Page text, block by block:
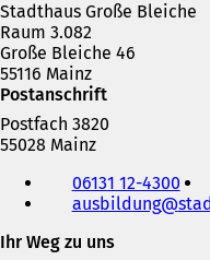
Stadthaus Große Bleiche
Raum 3.082
Große Bleiche 46
55116 Mainz
Postanschrift
Postfach 3820
55028 Mainz
Fax
und
Mail-
06131 12-4300
ausbildung
Ihr Weg zu uns